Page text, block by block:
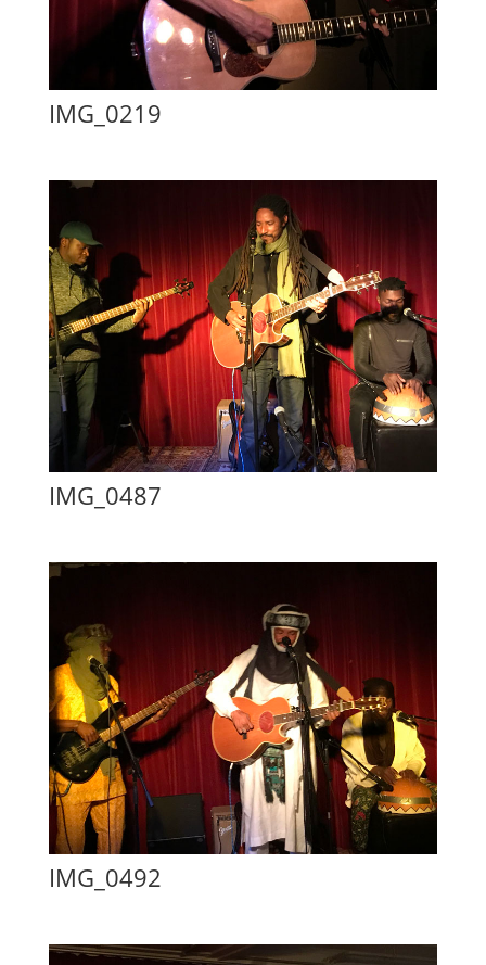
IMG_0219
IMG_0487
IMG_0492